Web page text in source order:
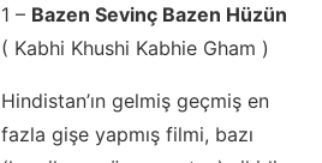
1 – Bazen Sevinç Bazen Hüzün
( Kabhi Khushi Kabhie Gham )
Hindistan’ın gelmiş geçmiş en
fazla gişe yapmış filmi, bazı